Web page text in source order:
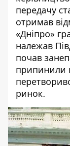
передачу
отримав
«Дніпро»
належав
почав
припинили
ринок.